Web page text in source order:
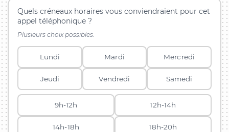
Quels créneaux horaires vous conviendraient pour cet
appel téléphonique ?
Plusieurs choix possibles.
Lundi Mardi Mercredi
Jeudi Vendredi Samedi
9h-12h 12h-14h
14h-18h 18h-20h